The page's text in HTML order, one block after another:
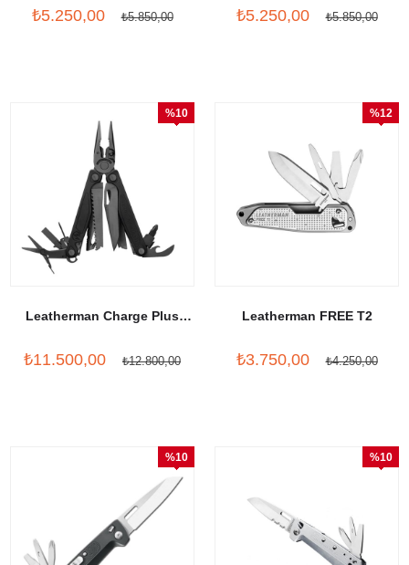
₺5.250,00 ₺5.850,00 ₺5.250,00 ₺5.850,00
Leatherman Charge Plus
₺11.500,00 ₺12.800,00
%10
Leatherman FREE T2
₺3.750,00 ₺4.250,00
%12
%10
İndirim
%10